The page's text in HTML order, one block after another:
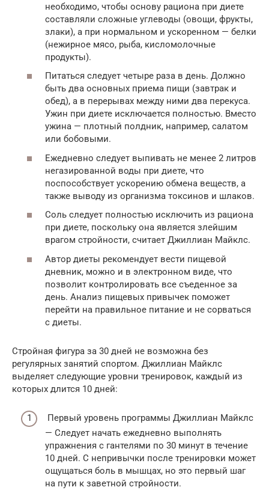
необходимо, чтобы основу рациона при диете
составляли сложные углеводы (овощи, фрукты,
злаки), а при нормальном и ускоренном — белки
(нежирное мясо, рыба, кисломолочные
продукты).
Питаться следует четыре раза в день. Должно
быть два основных приема пищи (завтрак и
обед), а в перерывах между ними два перекуса.
Ужин при диете исключается полностью. Вместо
ужина — плотный полдник, например, салатом
или бобовыми.
Ежедневно следует выпивать не менее 2 литров
негазированной воды при диете, что
поспособствует ускорению обмена веществ, а
также выводу из организма токсинов и шлаков.
Соль следует полностью исключить из рациона
при диете, поскольку она является злейшим
врагом стройности, считает Джиллиан Майклс.
Автор диеты рекомендует вести пищевой
дневник, можно и в электронном виде, что
позволит контролировать все съеденное за
день. Анализ пищевых привычек поможет
перейти на правильное питание и не сорваться
с диеты.
Стройная фигура за 30 дней не возможна без
регулярных занятий спортом. Джиллиан Майклс
выделяет следующие уровни тренировок, каждый из
которых длится 10 дней:
Первый уровень программы Джиллиан Майклс
— Следует начать ежедневно выполнять
упражнения с гантелями по 30 минут в течение
10 дней. С непривычки после тренировки может
ощущаться боль в мышцах, но это первый шаг
на пути к заветной стройности.